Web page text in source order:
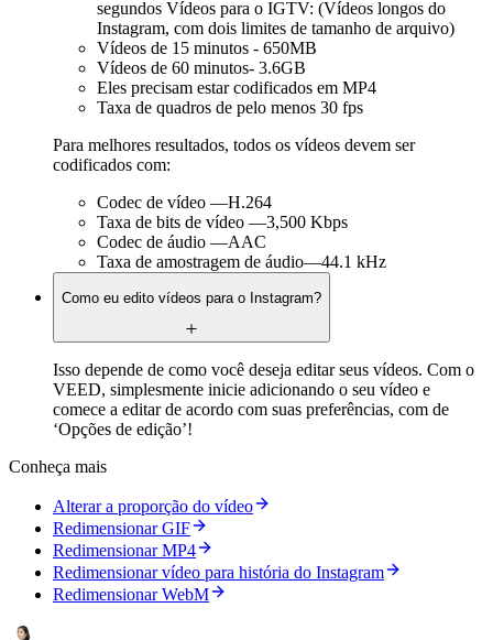
segundos Vídeos para o IGTV: (Vídeos longos do
Instagram, com dois limites de tamanho de arquivo)
Vídeos de 15 minutos - 650MB
Vídeos de 60 minutos- 3.6GB
Eles precisam estar codificados em MP4
Taxa de quadros de pelo menos 30 fps
Para melhores resultados, todos os vídeos devem ser
codificados com:
Codec de vídeo —H.264
Taxa de bits de vídeo —3,500 Kbps
Codec de áudio —AAC
Taxa de amostragem de áudio—44.1 kHz
Como eu edito vídeos para o Instagram?
Isso depende de como você deseja editar seus vídeos. Com o
VEED, simplesmente inicie adicionando o seu vídeo e
comece a editar de acordo com suas preferências, com de
‘Opções de edição’!
Conheça mais
Alterar a proporção do vídeo
Redimensionar GIF
Redimensionar MP4
Redimensionar vídeo para história do Instagram
Redimensionar WebM